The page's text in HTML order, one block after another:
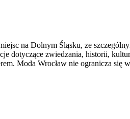
na Dolnym Śląsku, ze
dotyczące zwiedzania, historii,
Moda Wrocław nie ogranicza się